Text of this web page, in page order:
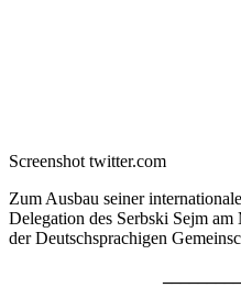
Screenshot twitter.com
Zum Ausbau seiner
Delegation des Serbski Sejm
der Deutschsprachigen